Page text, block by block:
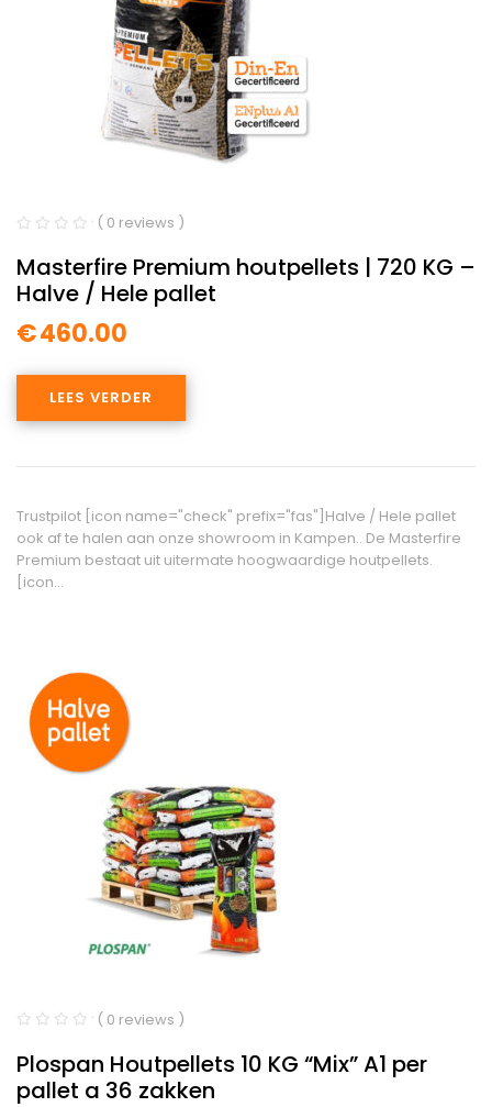
( 0 reviews )
Masterfire Premium houtpellets | 720 KG –
Halve / Hele pallet
€460.00
LEES VERDER
Trustpilot [icon name="check" prefix="fas"]Halve / Hele pallet
ook af te halen aan onze showroom in Kampen.. De Masterfire
Premium bestaat uit uitermate hoogwaardige houtpellets.
[icon…
( 0 reviews )
Plospan Houtpellets 10 KG “Mix” A1 per
pallet a 36 zakken